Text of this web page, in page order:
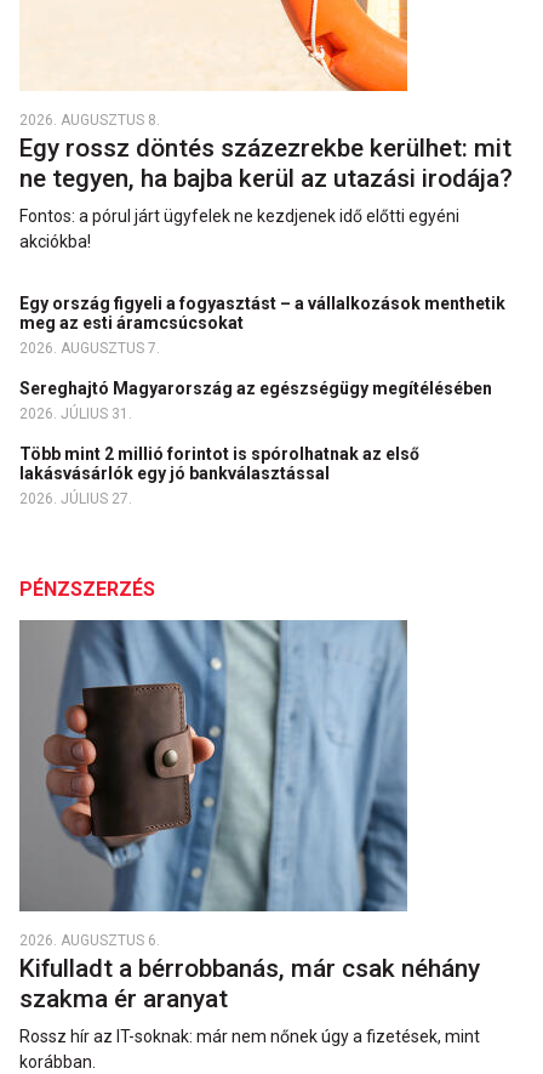
2026. AUGUSZTUS 8.
Egy rossz döntés százezrekbe kerülhet: mit
ne tegyen, ha bajba kerül az utazási irodája?
Fontos: a pórul járt ügyfelek ne kezdjenek idő előtti egyéni
akciókba!
Egy ország figyeli a fogyasztást – a vállalkozások menthetik
meg az esti áramcsúcsokat
2026. AUGUSZTUS 7.
Sereghajtó Magyarország az egészségügy megítélésében
2026. JÚLIUS 31.
Több mint 2 millió forintot is spórolhatnak az első
lakásvásárlók egy jó bankválasztással
2026. JÚLIUS 27.
PÉNZSZERZÉS
2026. AUGUSZTUS 6.
Kifulladt a bérrobbanás, már csak néhány
szakma ér aranyat
Rossz hír az IT-soknak: már nem nőnek úgy a fizetések, mint
korábban.